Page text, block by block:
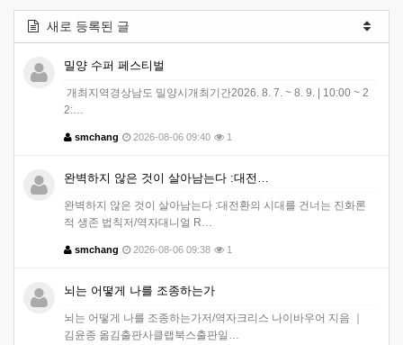
새로 등록된 글
밀양 수퍼 페스티벌
개최지역경상남도 밀양시개최기간2026. 8. 7. ~ 8. 9. | 10:00 ~ 2
2:…
smchang 2026-08-06 09:40 1
완벽하지 않은 것이 살아남는다 :대전…
완벽하지 않은 것이 살아남는다 :대전환의 시대를 건너는 진화론
적 생존 법칙저/역자대니얼 R…
smchang 2026-08-06 09:38 1
뇌는 어떻게 나를 조종하는가
뇌는 어떻게 나를 조종하는가저/역자크리스 나이바우어 지음 ｜
김윤종 옮김출판사클랩북스출판일…